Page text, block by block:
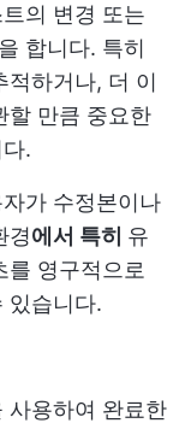
의 변경 또는
합니다. 특히
하거나, 더 이
할 만큼 중요한
.
가 수정본이나
경에서 특히 유
를 영구적으로
있습니다.
사용하여 완료한